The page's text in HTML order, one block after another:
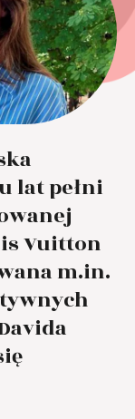
lat pełni
Vuitton
m.in.